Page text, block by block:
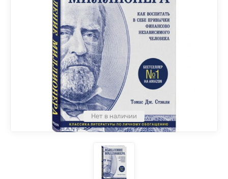
Нет в наличии